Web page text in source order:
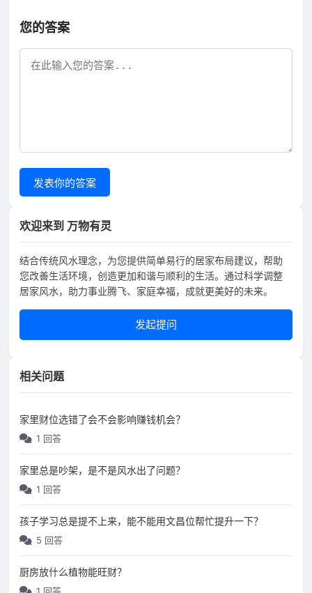
您的答案
发表你的答案
欢迎来到 万物有灵
结合传统风水理念，为您提供简单易行的居家布局建议，帮助
您改善生活环境，创造更加和谐与顺利的生活。通过科学调整
居家风水，助力事业腾飞、家庭幸福，成就更美好的未来。
发起提问
相关问题
家里财位选错了会不会影响赚钱机会？
1 回答
家里总是吵架，是不是风水出了问题？
1 回答
孩子学习总是提不上来，能不能用文昌位帮忙提升一下？
5 回答
厨房放什么植物能旺财？